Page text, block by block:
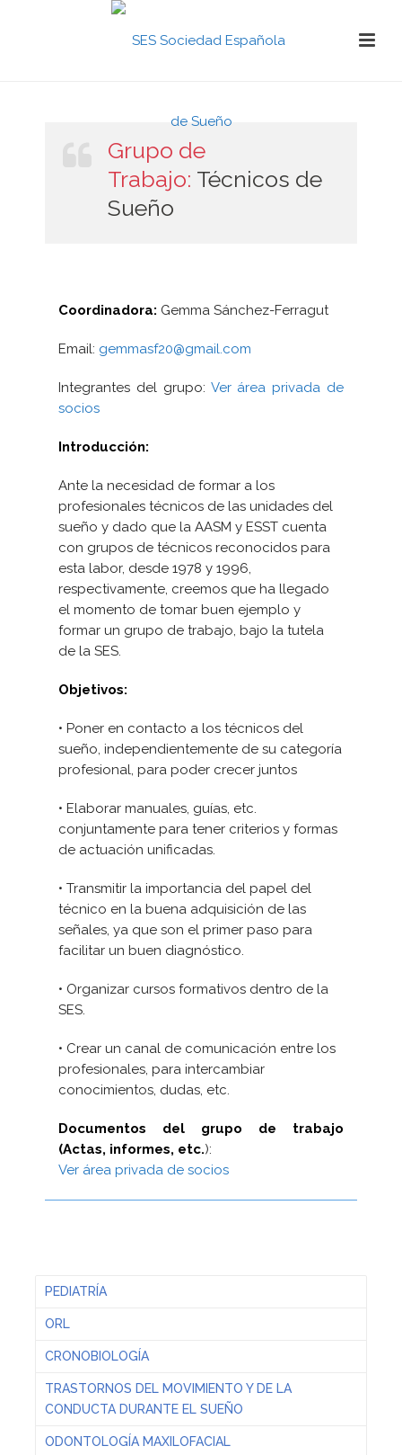
Grupo de
Trabajo: Técnicos de
Sueño
Coordinadora: Gemma Sánchez-Ferragut
Email: gemmasf20@gmail.com
Integrantes del grupo: Ver área privada de
socios
Introducción:
Ante la necesidad de formar a los
profesionales técnicos de las unidades del
sueño y dado que la AASM y ESST cuenta
con grupos de técnicos reconocidos para
esta labor, desde 1978 y 1996,
respectivamente, creemos que ha llegado
el momento de tomar buen ejemplo y
formar un grupo de trabajo, bajo la tutela
de la SES.
Objetivos:
• Poner en contacto a los técnicos del
sueño, independientemente de su categoría
profesional, para poder crecer juntos
• Elaborar manuales, guías, etc.
conjuntamente para tener criterios y formas
de actuación unificadas.
• Transmitir la importancia del papel del
técnico en la buena adquisición de las
señales, ya que son el primer paso para
facilitar un buen diagnóstico.
• Organizar cursos formativos dentro de la
SES.
• Crear un canal de comunicación entre los
profesionales, para intercambiar
conocimientos, dudas, etc.
Documentos del grupo de trabajo
(Actas, informes, etc.):
Ver área privada de socios
PEDIATRÍA
ORL
CRONOBIOLOGÍA
TRASTORNOS DEL MOVIMIENTO Y DE LA
CONDUCTA DURANTE EL SUEÑO
ODONTOLOGÍA MAXILOFACIAL